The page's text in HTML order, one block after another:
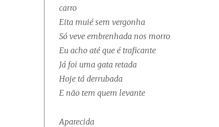
carro
Eita muié sem vergonha
Só veve embrenhada nos morro
Eu acho até que é traficante
Já foi uma gata retada
Hoje tá derrubada
E não tem quem levante
Aparecida